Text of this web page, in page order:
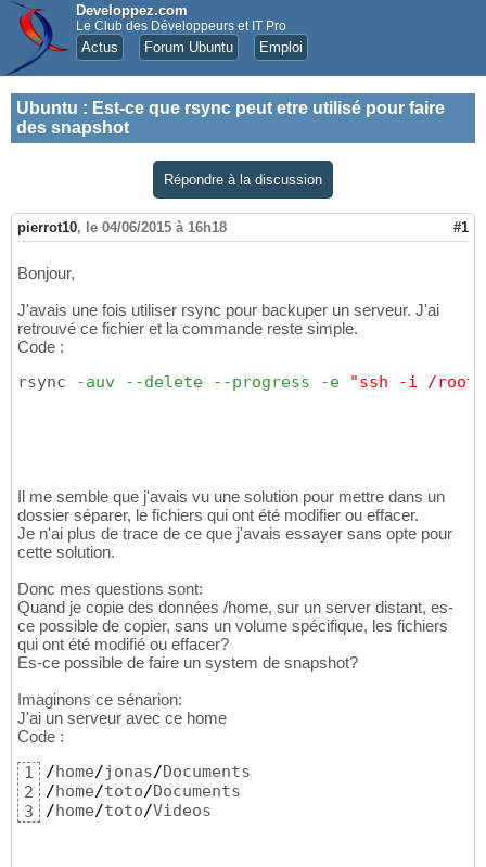
Developpez.com
Le Club des Développeurs et IT Pro
Actus Forum Ubuntu Emploi
Ubuntu : Est-ce que rsync peut etre utilisé pour faire
des snapshot
Répondre à la discussion
pierrot10, le 04/06/2015 à 16h18 #1
Bonjour,
J'avais une fois utiliser rsync pour backuper un serveur. J'ai
retrouvé ce fichier et la commande reste simple.
Code :
rsync -auv --delete --progress -e "ssh -i /root/
Il me semble que j'avais vu une solution pour mettre dans un
dossier séparer, le fichiers qui ont été modifier ou effacer.
Je n'ai plus de trace de ce que j'avais essayer sans opte pour
cette solution.
Donc mes questions sont:
Quand je copie des données /home, sur un server distant, es-
ce possible de copier, sans un volume spécifique, les fichiers
qui ont été modifié ou effacer?
Es-ce possible de faire un system de snapshot?
Imaginons ce sénarion:
J'ai un serveur avec ce home
Code :
1
2
3
/home/jonas/
/home/toto/
/home/toto/Videos